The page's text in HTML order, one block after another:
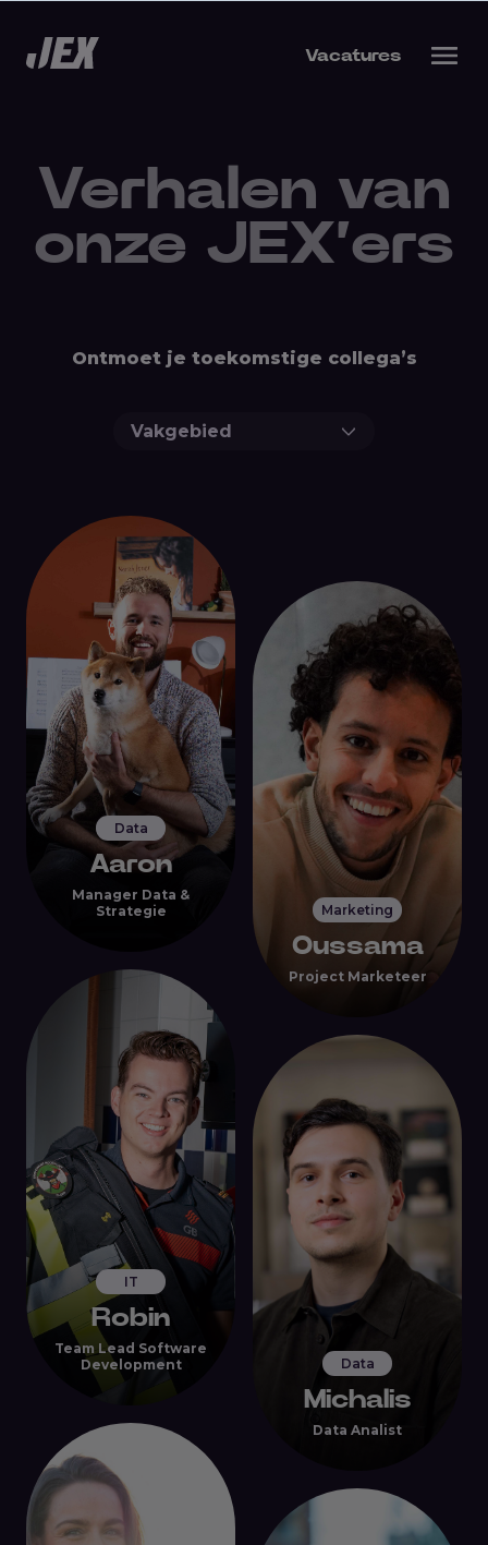
Vacatures
Verhalen van
onze JEX’ers
Ontmoet je toekomstige collega’s
Vakgebied
Data
Aaron
Manager Data &
Strategie
Marketing
Oussama
Project Marketeer
IT
Robin
Team Lead Software
Development
Data
Michalis
Data Analist